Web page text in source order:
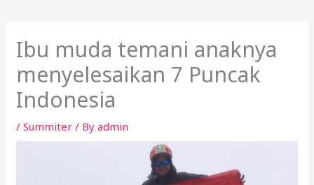
Ibu muda temani anaknya
menyelesaikan 7 Puncak
Indonesia
/Summiter / Byadmin